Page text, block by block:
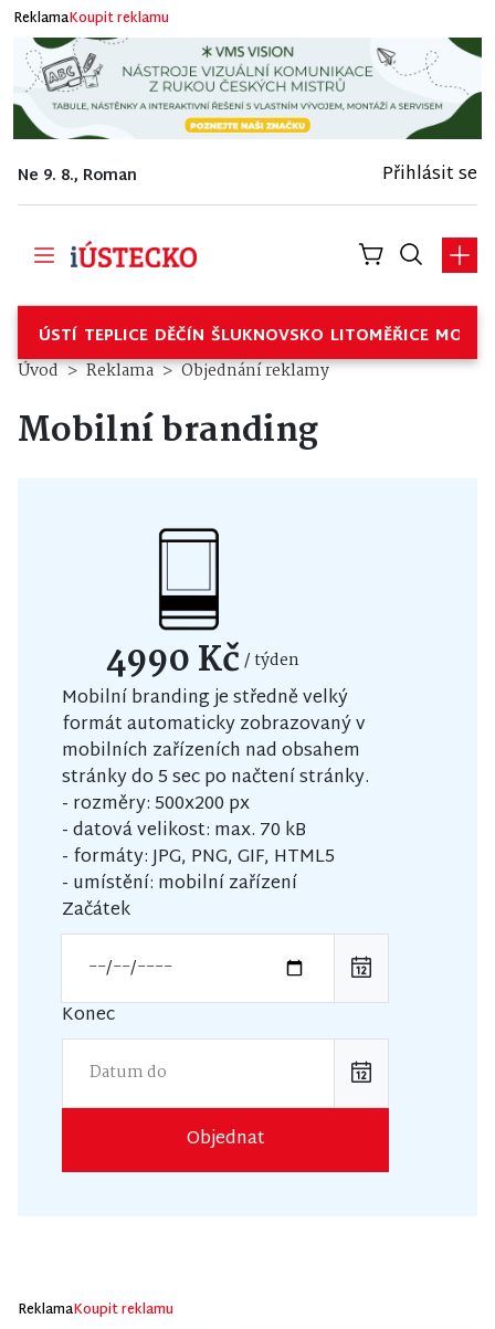
ReklamaKoupit reklamu
Ne 9. 8., Roman Přihlásit se
ÚSTÍ TEPLICE DĚČÍN ŠLUKNOVSKO LITOMĚŘICE
Úvod Reklama Objednání reklamy
Mobilní branding
4990 Kč / týden
Mobilní branding je středně velký
formát automaticky zobrazovaný v
mobilních zařízeních nad obsahem
stránky do 5 sec po načtení stránky.
- rozměry: 500x200 px
- datová velikost: max. 70 kB
- formáty: JPG, PNG, GIF, HTML5
- umístění: mobilní zařízení
Začátek
Konec
Objednat
ReklamaKoupit reklamu